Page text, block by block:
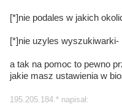
[*]nie podales w jakich
[*]nie uzyles
a tak na pomoc to pewno
jakie masz ustawienia w
195.205.184.* napisał: